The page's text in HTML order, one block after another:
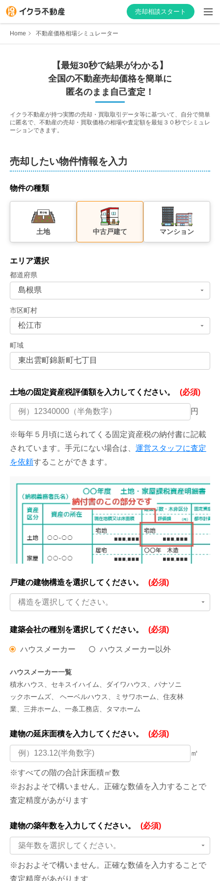
売却相談スタート
はじめての方へ
物件の価格を知る
不動産会社向け情報
Home 不動産価格相場シミュレーター
【最短30秒で結果がわかる】
全国の不動産売却価格を簡単に
匿名のまま自己査定！
イクラ不動産が持つ実際の売却・買取取引データ等に基づいて、自分で簡単
に匿名で、不動産の売却・買取価格の相場や査定額を最短３０秒でシミュレ
ーションできます。
売却したい物件情報を入力
物件の種類
土地 中古戸建て マンション
エリア選択
都道府県
市区町村
町域
土地の固定資産税評価額を入力してください。 (必須)
円
※毎年５月頃に送られてくる固定資産税の納付書に記載
されています。手元にない場合は、 運営スタッフに査定
を依頼することができます。
戸建の建物構造を選択してください。 (必須)
構造を選択してください。
建築会社の種別を選択してください。 (必須)
ハウスメーカー ハウスメーカー以外
ハウスメーカー一覧
積水ハウス、セキスイハイム、ダイワハウス、パナソニ
ックホームズ、 ヘーベルハウス、ミサワホーム、住友林
業、三井ホーム、一条工務店、タマホーム
建物の延床面積を入力してください。 (必須)
㎡
※すべての階の合計床面積㎡数
※おおよそで構いません。正確な数値を入力することで
査定精度があがります
建物の築年数を入力してください。 (必須)
築年数を選択してください。
※おおよそで構いません。正確な数値を入力することで
査定精度があがります